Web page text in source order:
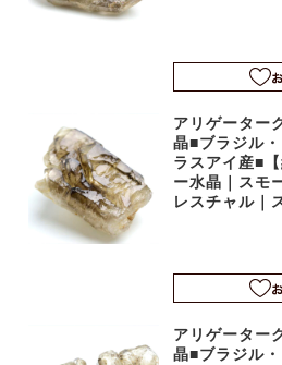
アリゲーター
晶■ブラジル
ラスアイ産■
ー水晶｜スモ
レスチャル｜
アリゲーター
晶■ブラジル